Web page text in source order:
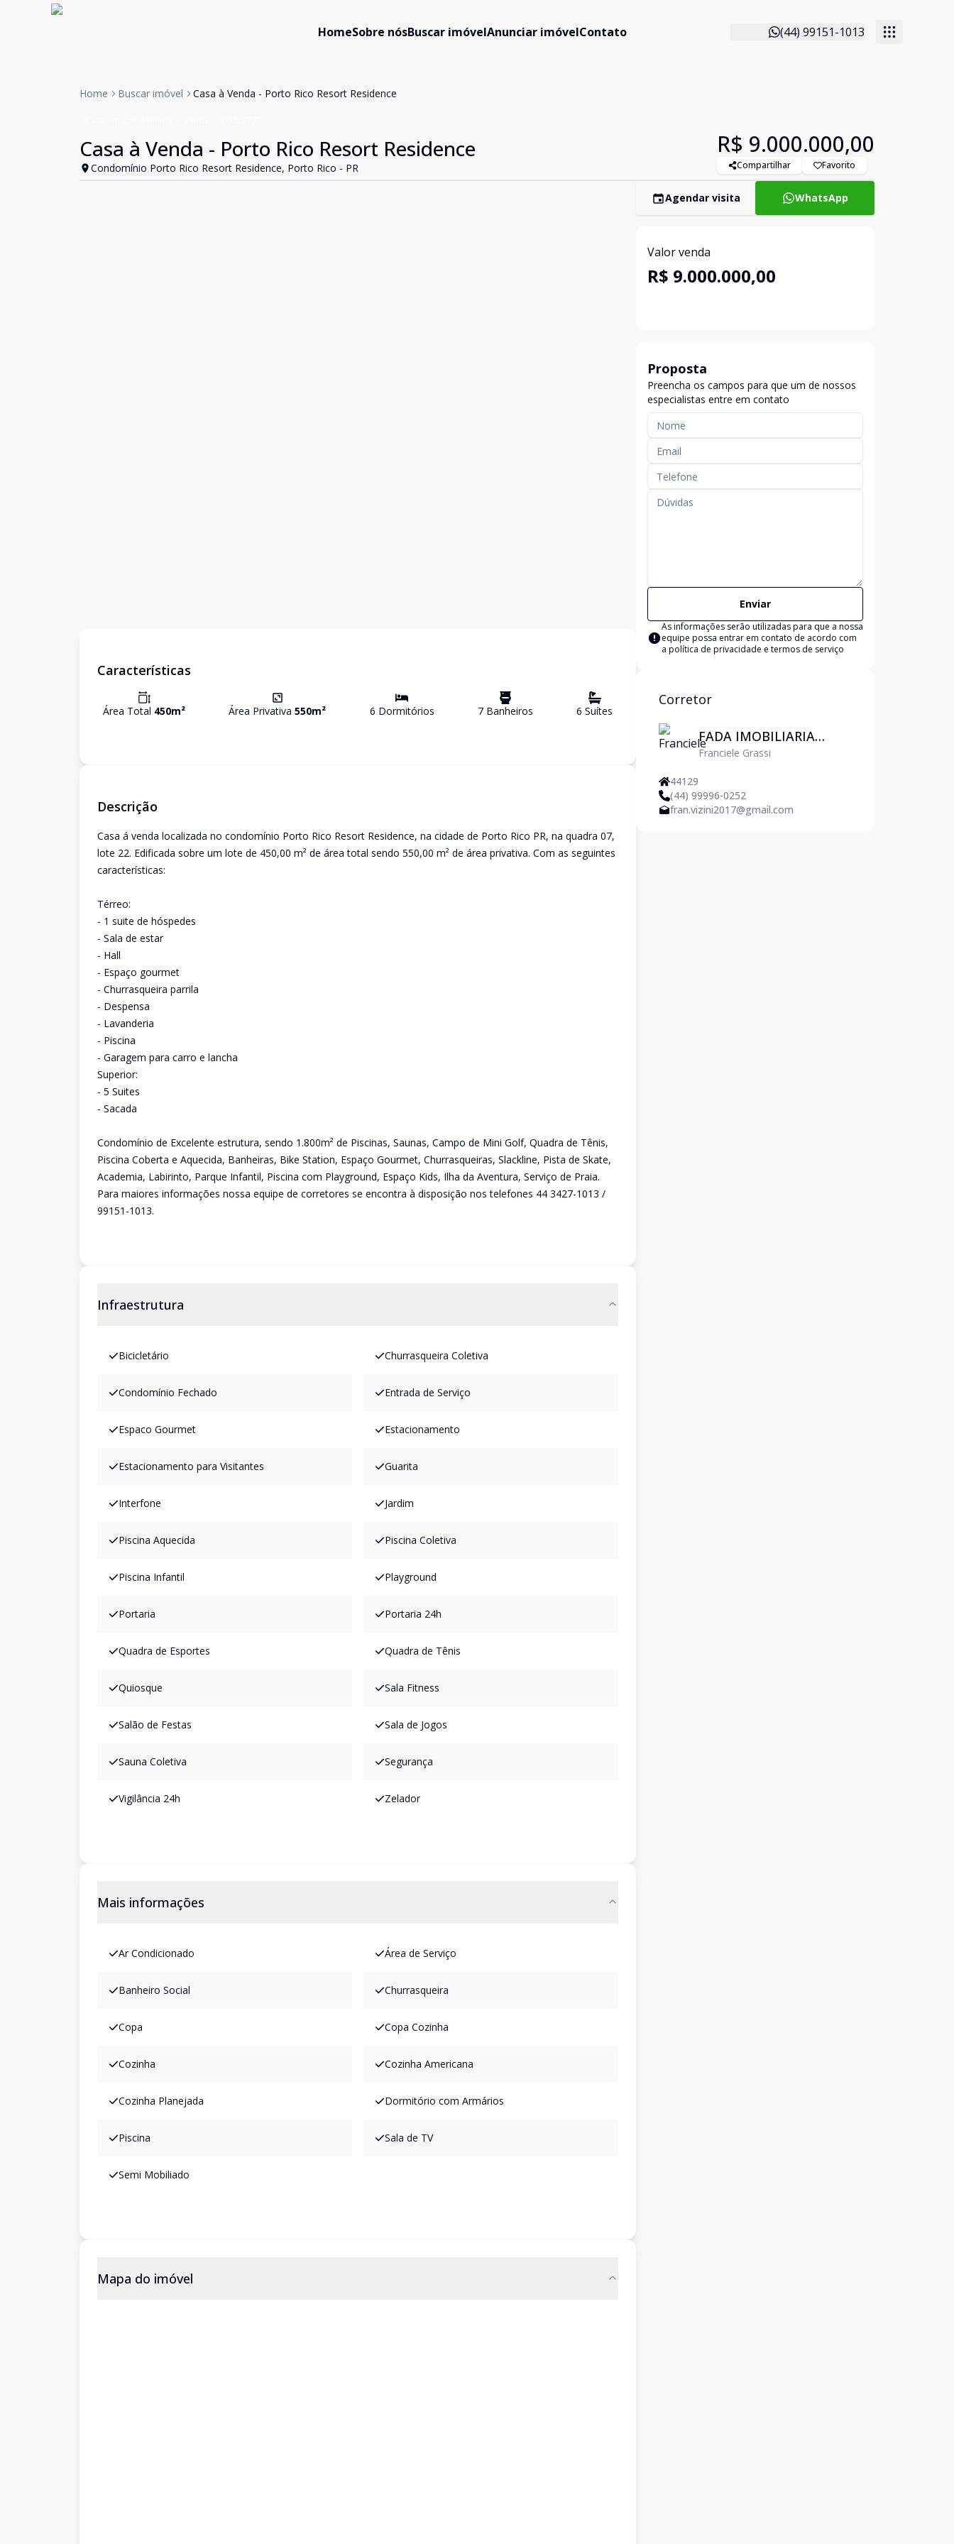
HomeSobre nósBuscar imóvelAnunciar imóvelContato (44) 99151-1013
Home Buscar imóvel Casa à Venda - Porto Rico Resort Residence
Casa à Venda - Porto Rico Resort Residence
Condomínio Porto Rico Resort Residence, Porto Rico - PR
R$ 9.000.000,00
Compartilhar Favorito
Características
Área Total 450m² Área Privativa550m² 6 Dormitórios 7Banheiros 6 Suítes
Descrição
Casa á venda localizada no condomínio Porto Rico Resort Residence, na cidade de Porto Rico PR, na quadra 07,
lote 22. Edificada sobre um lote de 450,00 m² de área total sendo 550,00 m² de área privativa. Com as seguintes
características:
Térreo:
- 1 suite de hóspedes
- Sala de estar
- Hall
- Espaço gourmet
- Churrasqueira parrila
- Despensa
- Lavanderia
- Piscina
- Garagem para carro e lancha
Superior:
- 5 Suites
- Sacada
Condomínio de Excelente estrutura, sendo 1.800m² de Piscinas, Saunas, Campo de Mini Golf, Quadra de Tênis,
Piscina Coberta e Aquecida, Banheiras, Bike Station, Espaço Gourmet, Churrasqueiras, Slackline, Pista de Skate,
Academia, Labirinto, Parque Infantil, Piscina com Playground, Espaço Kids, Ilha da Aventura, Serviço de Praia.
Para maiores informações nossa equipe de corretores se encontra à disposição nos telefones 44 3427-1013 /
99151-1013.
Infraestrutura
Bicicletário Churrasqueira Coletiva
Condomínio Fechado Entrada de Serviço
Espaco Gourmet Estacionamento
Estacionamento para Visitantes Guarita
Interfone Jardim
Piscina Aquecida Piscina Coletiva
Piscina Infantil Playground
Portaria Portaria 24h
Quadra de Esportes Quadra de Tênis
Quiosque Sala Fitness
Salão de Festas Sala de Jogos
Sauna Coletiva Segurança
Vigilância 24h Zelador
Mais informações
Ar Condicionado Área de Serviço
Banheiro Social Churrasqueira
Copa Copa Cozinha
Cozinha Cozinha Americana
Cozinha Planejada Dormitório com Armários
Piscina Sala de TV
Semi Mobiliado
Mapa do imóvel
Agendar visita WhatsApp
Valor venda
R$ 9.000.000,00
Proposta
Preencha os campos para que um de nossos
especialistas entre em contato
Enviar
As informações serão utilizadas para que a nossa
equipe possa entrar em contato de acordo com
a política de privacidade e termos de serviço
Corretor
FADA IMOBILIARIA
EIRELI ME
Franciele Grassi
44129
(44) 99996-0252
fran.vizini2017@gmail.com